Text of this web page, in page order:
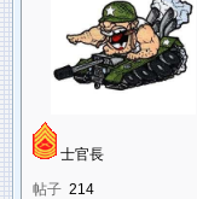
士官長
帖子 214